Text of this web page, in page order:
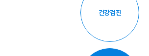
건강검진